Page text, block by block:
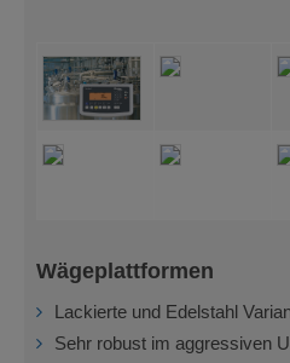
Wägeplattformen
Lackierte und Edelstahl
Sehr robust im aggressiven